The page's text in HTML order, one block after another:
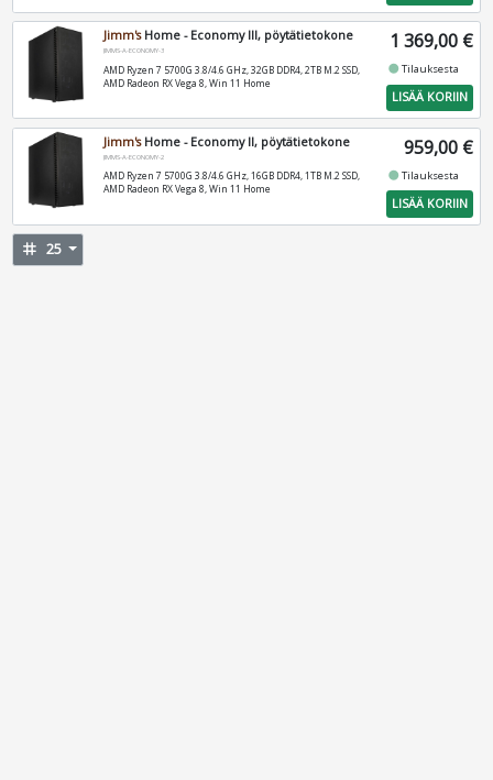
Jimm'sHome - Economy III, pöytätietokone
JIMMS-A-ECONOMY-3
AMD Ryzen 7 5700G 3.8/4.6 GHz, 32GB DDR4, 2TB M.2 SSD,
AMD Radeon RX Vega 8, Win 11 Home
1 369,00 €
fiber_manual_recordTilauksesta
LISÄÄ KORIIN
Jimm'sHome - Economy II, pöytätietokone
JIMMS-A-ECONOMY-2
AMD Ryzen 7 5700G 3.8/4.6 GHz, 16GB DDR4, 1TB M.2 SSD,
AMD Radeon RX Vega 8, Win 11 Home
959,00 €
fiber_manual_recordTilauksesta
LISÄÄ KORIIN
tag 25